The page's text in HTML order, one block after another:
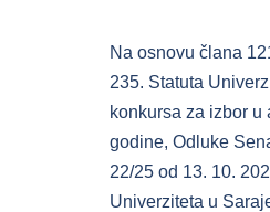
Na osnovu člana
235. Statuta
konkursa za izbor
godine, Odluke
22/25 od 13. 10.
Univerziteta u